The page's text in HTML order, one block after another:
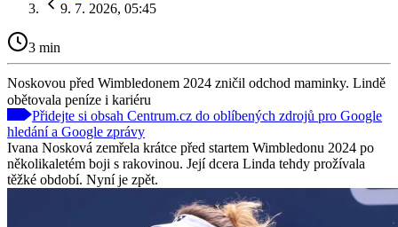
9. 7. 2026, 05:45
3 min
Noskovou před Wimbledonem 2024 zničil odchod maminky. Lindě
obětovala peníze i kariéru
Přidejte si obsah Centrum.cz do oblíbených zdrojů pro Google
hledání a Google zprávy
Ivana Nosková zemřela krátce před startem Wimbledonu 2024 po
několikaletém boji s rakovinou. Její dcera Linda tehdy prožívala
těžké období. Nyní je zpět.